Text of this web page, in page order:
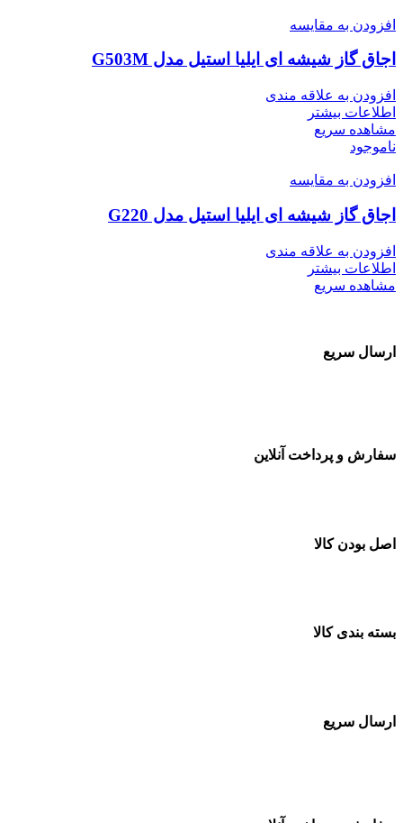
افزودن به مقایسه
اجاق گاز شیشه ای ایلیا استیل مدل G503M
افزودن به علاقه مندی
اطلاعات بیشتر
مشاهده سریع
ناموجود
افزودن به مقایسه
اجاق گاز شیشه ای ایلیا استیل مدل G220
افزودن به علاقه مندی
اطلاعات بیشتر
مشاهده سریع
ارسال سریع
سفارش و پرداخت آنلاین
اصل بودن کالا
بسته بندی کالا
ارسال سریع